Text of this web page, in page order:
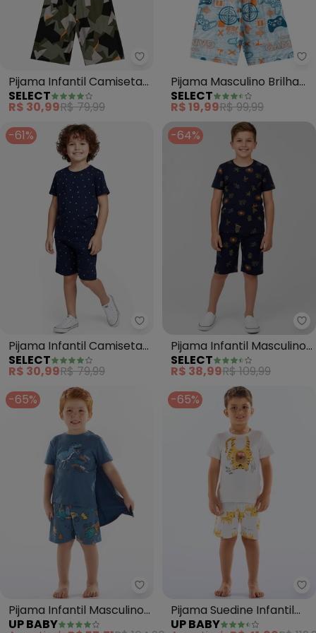
Select - Pijama Infantil
Pijama Infantil Camiseta
e Bermuda (Verde)
SELECT
R$ 30,99R$ 79,99
Pijama Masculino Brilha
no Escuro (Laranja)
SELECT
R$ 19,99R$ 99,99
-61%
Select - Pijama Infantil
Pijama Infantil Camiseta
e Bermuda (Azul)
SELECT
R$ 30,99R$ 79,99
-64%
Pijama Infantil Masculino
(Azul)
SELECT
R$ 38,99R$ 109,99
-65%
Up Baby - Pijama Infantil
Pijama Infantil Masculino
com Capa (Azul)
UP BABY
-65%
Pijama Suedine Infantil
Masculino (Bege)
UP BABY